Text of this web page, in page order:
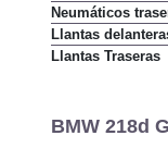
Neumáticos
Llantas
Llantas Traseras
BMW 218d